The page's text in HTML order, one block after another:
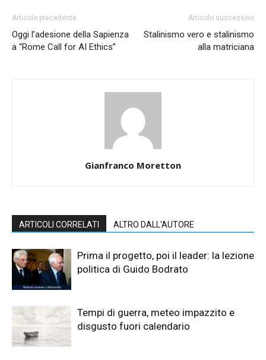
Articolo precedente
Oggi l’adesione della Sapienza
a “Rome Call for AI Ethics”
Articolo successivo
Stalinismo vero e stalinismo
alla matriciana
Gianfranco Moretton
ARTICOLI CORRELATI ALTRO DALL'AUTORE
Prima il progetto, poi il leader: la lezione
politica di Guido Bodrato
Tempi di guerra, meteo impazzito e
disgusto fuori calendario